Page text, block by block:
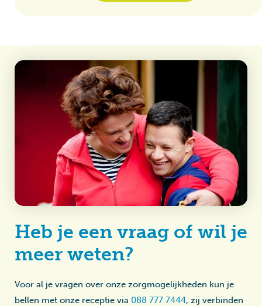
Heb je een vraag of wil je
meer weten?
Voor al je vragen over onze zorgmogelijkheden kun je
bellen met onze receptie via 088 777 7444, zij verbinden